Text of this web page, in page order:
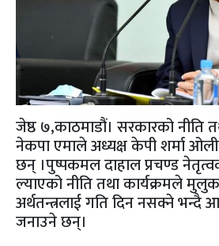
जेष्ठ ७,काठमाडौं। सरकारको नीति
नेकपा एमाले अध्यक्ष केपी शर्मा
छन् ।पुष्पकमल दाहाल प्रचण्ड
ल्याएको नीति तथा कार्यक्रमले
अर्थतन्त्रलाई गति दिन नसक्ने भन्दै
जनाउने छन्।